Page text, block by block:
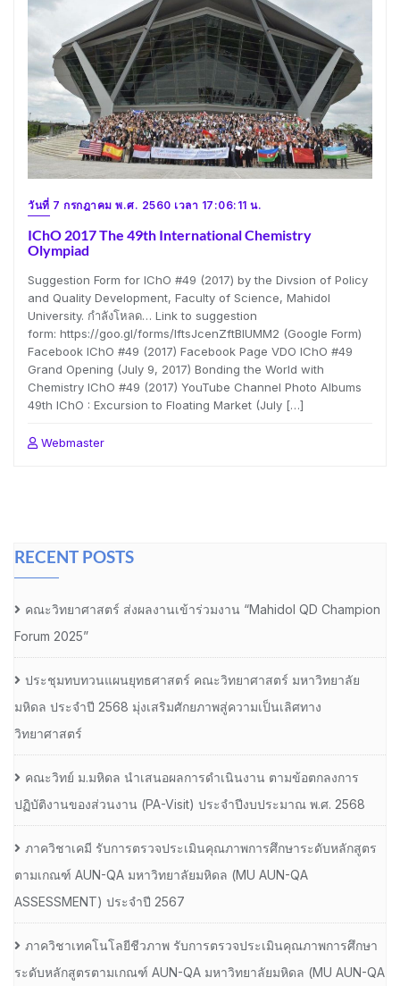
วันที่ 7 กรกฎาคม พ.ศ. 2560 เวลา 17:06:11 น.
IChO 2017 The 49th International Chemistry
Olympiad
Suggestion Form for IChO #49 (2017) by the Divsion of Policy
and Quality Development, Faculty of Science, Mahidol
University. กำลังโหลด… Link to suggestion
form: https://goo.gl/forms/IftsJcenZftBIUMM2 (Google Form)
Facebook IChO #49 (2017) Facebook Page VDO IChO #49
Grand Opening (July 9, 2017) Bonding the World with
Chemistry IChO #49 (2017) YouTube Channel Photo Albums
49th IChO : Excursion to Floating Market (July […]
Webmaster
RECENT POSTS
คณะวิทยาศาสตร์ ส่งผลงานเข้าร่วมงาน “Mahidol QD Champion
Forum 2025”
ประชุมทบทวนแผนยุทธศาสตร์ คณะวิทยาศาสตร์ มหาวิทยาลัย
มหิดล ประจำปี 2568 มุ่งเสริมศักยภาพสู่ความเป็นเลิศทาง
วิทยาศาสตร์
คณะวิทย์ ม.มหิดล นำเสนอผลการดำเนินงาน ตามข้อตกลงการ
ปฏิบัติงานของส่วนงาน (PA-Visit) ประจำปีงบประมาณ พ.ศ. 2568
ภาควิชาเคมี รับการตรวจประเมินคุณภาพการศึกษาระดับหลักสูตร
ตามเกณฑ์ AUN-QA มหาวิทยาลัยมหิดล (MU AUN-QA
ASSESSMENT) ประจำปี 2567
ภาควิชาเทคโนโลยีชีวภาพ รับการตรวจประเมินคุณภาพการศึกษา
ระดับหลักสูตรตามเกณฑ์ AUN-QA มหาวิทยาลัยมหิดล (MU AUN-QA